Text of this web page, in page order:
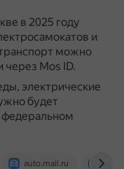
в 2025 году
и
можно
через Mos ID.
электрические
будет
федеральном
auto.mail.ru